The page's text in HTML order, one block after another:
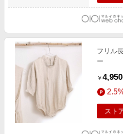
旅行・レジャー・ホテル予約
生活・お役立ち
金融・マネー・保険
デジタルコンテンツ
ビジネス・その他サービス
わくわく夏特集
Apple公式サイト×楽天カード分割払い
Qoo10メガポ
Samsung ボーナスキャンペーン
週末の高還元 夏の長期版
フリル
ー
￥ 4,950
スト